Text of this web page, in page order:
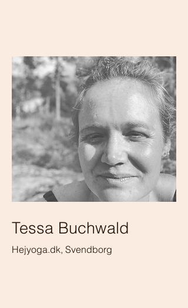
Tessa Buchwald
Hejyoga.dk, Svendborg